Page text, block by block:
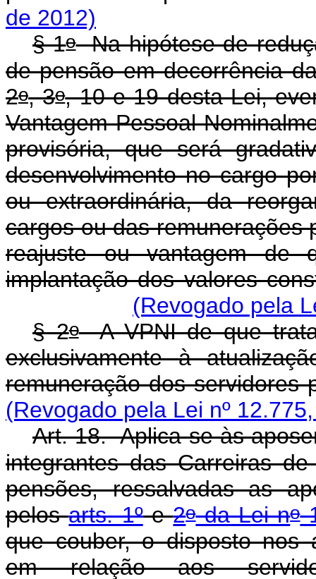
de 2012)
§ 1oNa hipótese de
de pensão em decorrência
2o, 3o, 10 e 19 desta Lei,
Vantagem Pessoal
provisória, que será
desenvolvimento no cargo
ou extraordinária, da
cargos ou das remunerações
reajuste ou vantagem de
implantação dos valores
(Revogado pela
§ 2oA VPNI de que
exclusivamente à
remuneração dos servidores
(Revogado pela Lei nº
Art. 18. Aplica-se às
integrantes das Carreiras
pensões, ressalvadas as
pelosarts. 1ºe2oda Lei no
que couber, o disposto nos
em relação aos